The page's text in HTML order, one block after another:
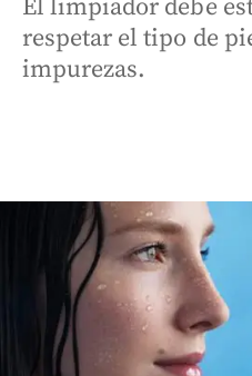
El limpiador debe
respetar el tipo de
impurezas.